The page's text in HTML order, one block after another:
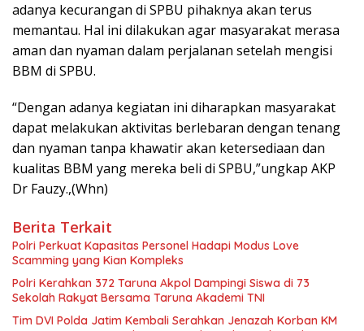
adanya kecurangan di SPBU pihaknya akan terus
memantau. Hal ini dilakukan agar masyarakat merasa
aman dan nyaman dalam perjalanan setelah mengisi
BBM di SPBU.
“Dengan adanya kegiatan ini diharapkan masyarakat
dapat melakukan aktivitas berlebaran dengan tenang
dan nyaman tanpa khawatir akan ketersediaan dan
kualitas BBM yang mereka beli di SPBU,”ungkap AKP
Dr Fauzy.,(Whn)
Berita Terkait
Polri Perkuat Kapasitas Personel Hadapi Modus Love
Scamming yang Kian Kompleks
Polri Kerahkan 372 Taruna Akpol Dampingi Siswa di 73
Sekolah Rakyat Bersama Taruna Akademi TNI
Tim DVI Polda Jatim Kembali Serahkan Jenazah Korban KM